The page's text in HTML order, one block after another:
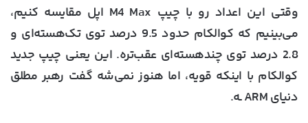
وقتی این اعداد رو با چیپ M4 Max اپل مقایسه کنیم،
می‌بینیم که کوالکام حدود 9.5 درصد توی تک‌هسته‌ای و
2.8 درصد توی چند‌هسته‌ای عقب‌تره. این یعنی چیپ جدید
کوالکام با اینکه قویه، اما هنوز نمی‌شه گفت رهبر مطلق
دنیای ARM ـه.